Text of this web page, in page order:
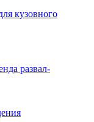
кузовного
развал-